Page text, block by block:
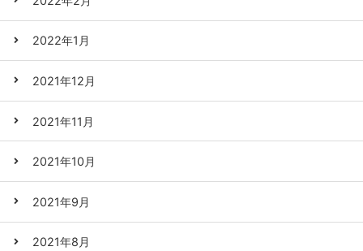
2022年1月
2021年12月
2021年11月
2021年10月
2021年9月
2021年8月